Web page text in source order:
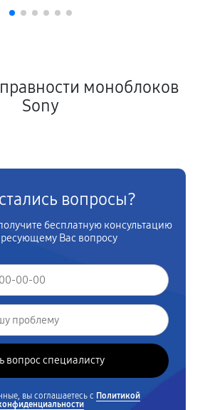
моноблоков
Sony
вопросы?
бесплатную консультацию
Вас вопросу
вы соглашаетесь с Политикой